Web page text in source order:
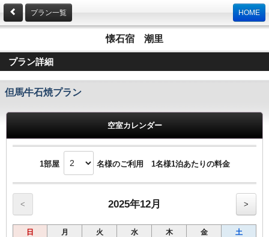
プラン一覧 HOME
懐石宿 潮里
プラン詳細
但馬牛石焼プラン
空室カレンダー
1部屋 名様のご利用 1名様1泊あたりの料金
< 2025年12月 >
日 月 火 水 木 金 土